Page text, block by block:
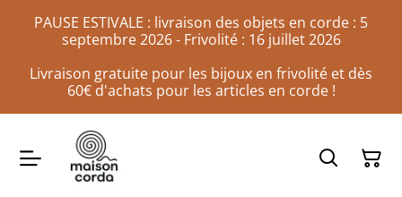
PAUSE ESTIVALE : livraison des objets en corde : 5
septembre 2026 - Frivolité : 16 juillet 2026
Livraison gratuite pour les bijoux en frivolité et dès
60€ d'achats pour les articles en corde !